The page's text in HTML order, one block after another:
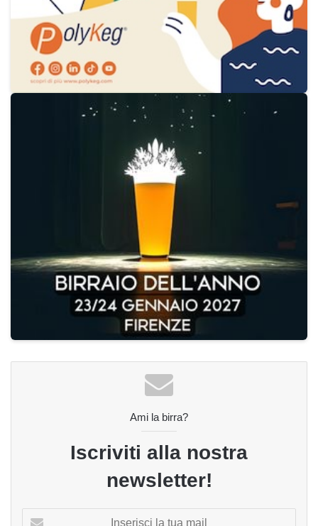
Ami la birra?
Iscriviti alla nostra
newsletter!